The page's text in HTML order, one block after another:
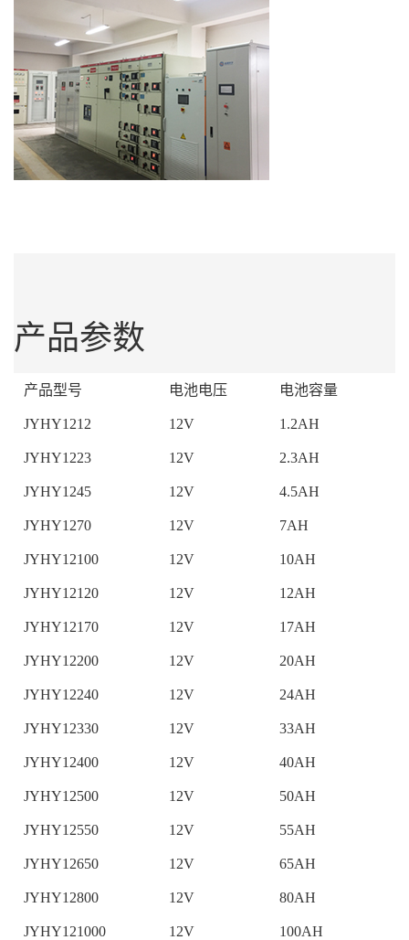
产品参数
产品型号 电池电压 电池容量
JYHY1212 12V 1.2AH
JYHY1223 12V 2.3AH
JYHY1245 12V 4.5AH
JYHY1270 12V 7AH
JYHY12100 12V 10AH
JYHY12120 12V 12AH
JYHY12170 12V 17AH
JYHY12200 12V 20AH
JYHY12240 12V 24AH
JYHY12330 12V 33AH
JYHY12400 12V 40AH
JYHY12500 12V 50AH
JYHY12550 12V 55AH
JYHY12650 12V 65AH
JYHY12800 12V 80AH
JYHY121000 12V 100AH